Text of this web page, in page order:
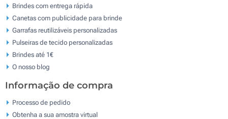
Brindes com entrega rápida
Canetas com publicidade para brinde
Garrafas reutilizáveis personalizadas
Pulseiras de tecido personalizadas
Brindes até 1€
O nosso blog
Informação de compra
Processo de pedido
Obtenha a sua amostra virtual